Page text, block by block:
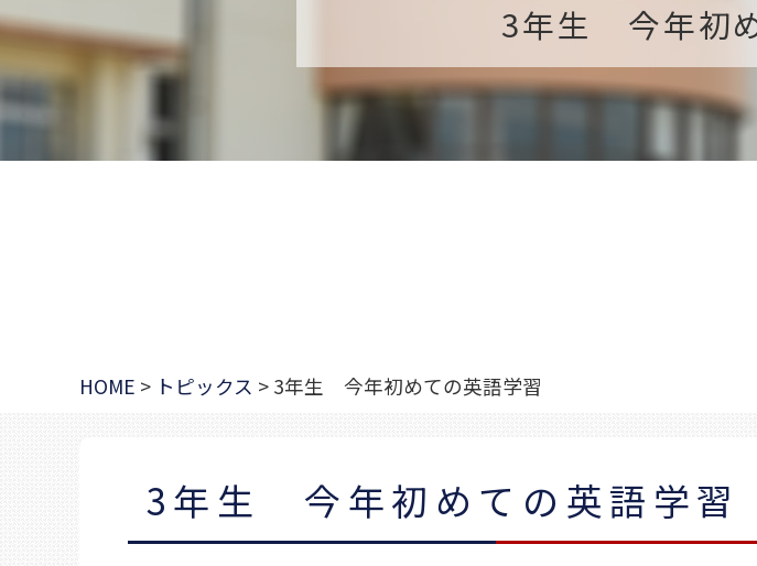
3年生 今年初
HOME > トピックス > 3年生 今年初めての英語学習
3年生 今年初めての英語学習